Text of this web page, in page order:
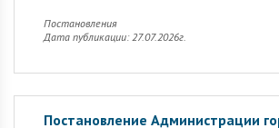
Постановления
Дата публикации: 27.07.2026г.
Постановление Администрации